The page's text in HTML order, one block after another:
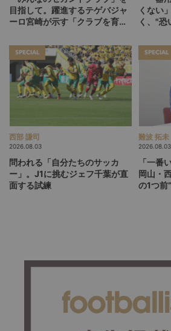
目指して。躍進するテゲバジャ
ーロ宮崎が示す「クラブを育て
くない
く、"恐
SPECIAL
西部 謙司
2026.08.03
問われる「自分たちのサッカ
ー」。J1に挑むジェフ千葉が直
面する試練
SPECIAL
難波 拓未
2026.08.03
「一番
岡山・
の1つ前